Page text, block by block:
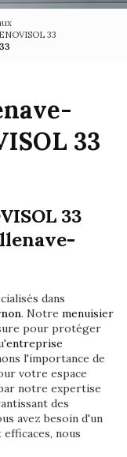
33
33
33
dans
. Notre menuisier
pour protéger
entreprise
l'importance de
votre espace
notre expertise
des
avez besoin d'un
nous